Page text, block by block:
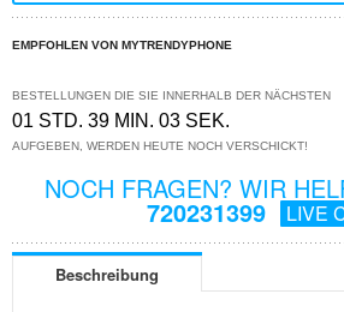
EMPFOHLEN VON MYTRENDYPHONE
BESTELLUNGEN DIE SIE INNERHALB DER NÄCHSTEN
01 STD. 39 MIN. 03 SEK.
AUFGEBEN, WERDEN HEUTE NOCH VERSCHICKT!
NOCH FRAGEN? WIR
720231399 LIVE
Beschreibung